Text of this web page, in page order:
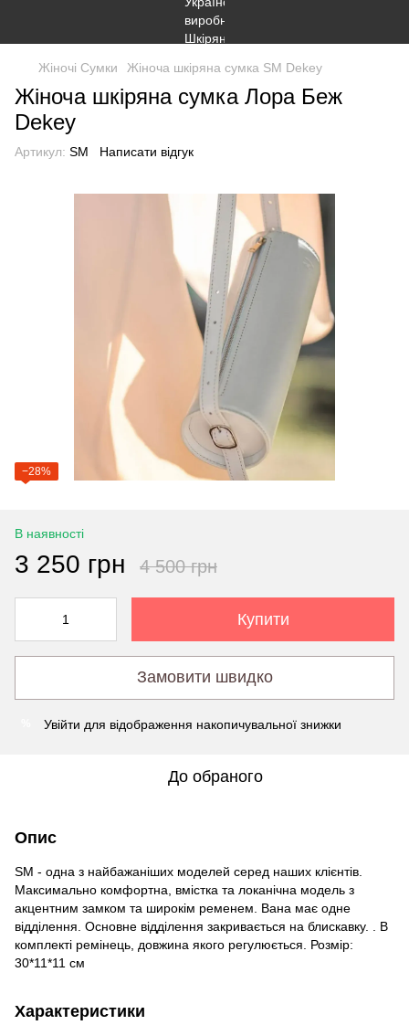
Жіночі Сумки Жіноча шкіряна сумка SM Dekey
Жіноча шкіряна сумка Лора Беж
Dekey
Артикул: SM Написати відгук
−28%
В наявності
3 250 грн 4 500 грн
Купити
Замовити швидко
Увійти для відображення накопичувальної знижки
До обраного
Опис
SM - одна з найбажаніших моделей серед наших клієнтів.
Максимально комфортна, вмістка та локанічна модель з
акцентним замком та широкім ременем. Вана має одне
відділення. Основне відділення закривається на блискавку. . В
комплекті ремінець, довжина якого регулюється. Розмір:
30*11*11 см
Характеристики